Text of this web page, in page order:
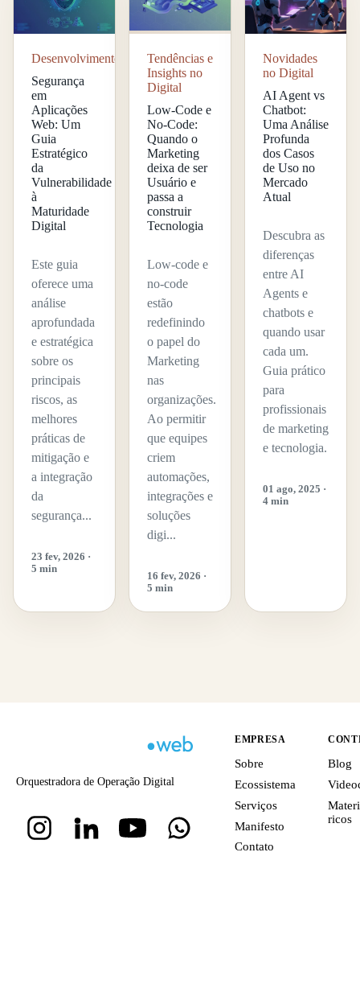
Desenvolvimento
Segurança
em
Aplicações
Web: Um
Guia
Estratégico
da
Vulnerabilidade
à
Maturidade
Digital
Este guia
oferece uma
análise
aprofundada
e estratégica
sobre os
principais
riscos, as
melhores
práticas de
mitigação e
a integração
da
segurança...
23 fev, 2026 ·
5 min
Tendências e
Insights no
Digital
Low-Code e
No-Code:
Quando o
Marketing
deixa de ser
Usuário e
passa a
construir
Tecnologia
Low-code e
no-code
estão
redefinindo
o papel do
Marketing
nas
organizações.
Ao permitir
que equipes
criem
automações,
integrações e
soluções
digi...
16 fev, 2026 ·
5 min
Novidades
no Digital
AI Agent vs
Chatbot:
Uma Análise
Profunda
dos Casos
de Uso no
Mercado
Atual
Descubra as
diferenças
entre AI
Agents e
chatbots e
quando usar
cada um.
Guia prático
para
profissionais
de marketing
e tecnologia.
01 ago, 2025 ·
4 min
Orquestradora de Operação Digital
EMPRESA
Sobre
Ecossistema
Serviços
Manifesto
Contato
Blog
ricos